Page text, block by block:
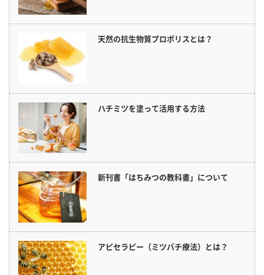
天然の抗生物質プロポリスとは？
ハチミツを塗って活用する方法
新刊書「はちみつの教科書」について
アピセラピー（ミツバチ療法）とは？